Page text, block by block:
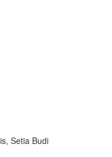
Setia Budi